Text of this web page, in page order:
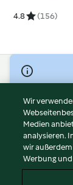
4.8 (156)
© Copyright
Disclaimer
Impressum
Cookies
Wir
Medien
analysieren.
wir
Werbung